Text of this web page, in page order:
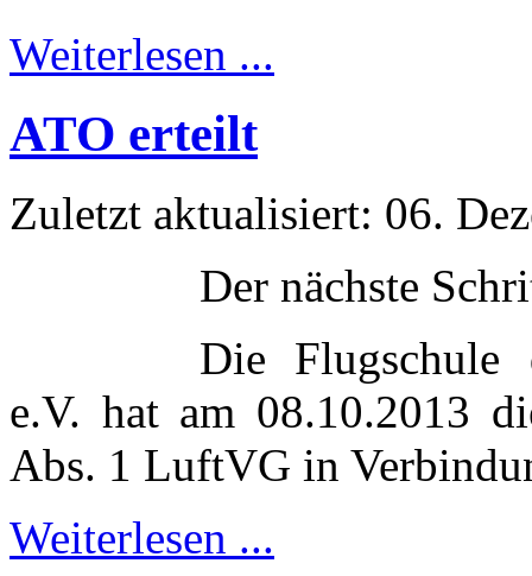
Weiterlesen ...
ATO erteilt
Zuletzt aktualisiert: 06.
Der nächste
Die Flugschule
e.V. hat am 08.10.2013
Abs. 1 LuftVG in
Weiterlesen ...